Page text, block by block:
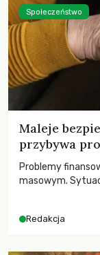
Maleje
przybywa
Problemy
masowym.
Redakcja
Społeczeństwo